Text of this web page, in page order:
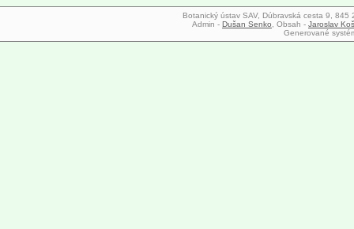
Botanický ústav SAV, Dúbravská cesta 9,
Admin - Dušan Senko , Obsah - Jaroslav
Generované